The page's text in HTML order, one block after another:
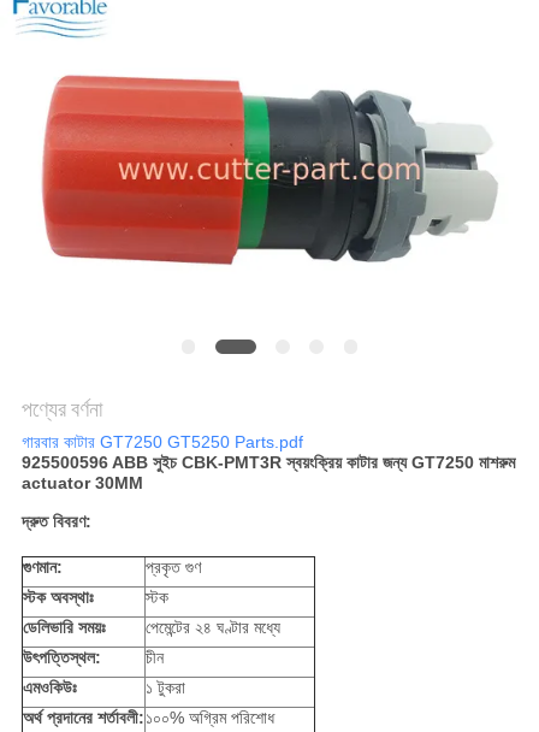
ম্যাপ
PRIVACY
POLICY
পণ্যের বর্ণনা
গারবার কাটার GT7250 GT5250 Parts.pdf
925500596 ABB সুইচ CBK-PMT3R স্বয়ংক্রিয় কাটার জন্য GT7250 মাশরুম
actuator 30MM
দ্রুত বিবরণ:
গুণমান:
প্রকৃত গুণ
স্টক অবস্থাঃ
স্টক
ডেলিভারি সময়ঃ
পেমেন্টের ২৪ ঘণ্টার মধ্যে
উৎপত্তিস্থল:
চীন
এমওকিউঃ
১ টুকরা
অর্থ প্রদানের শর্তাবলী:১০০% অগ্রিম পরিশোধ